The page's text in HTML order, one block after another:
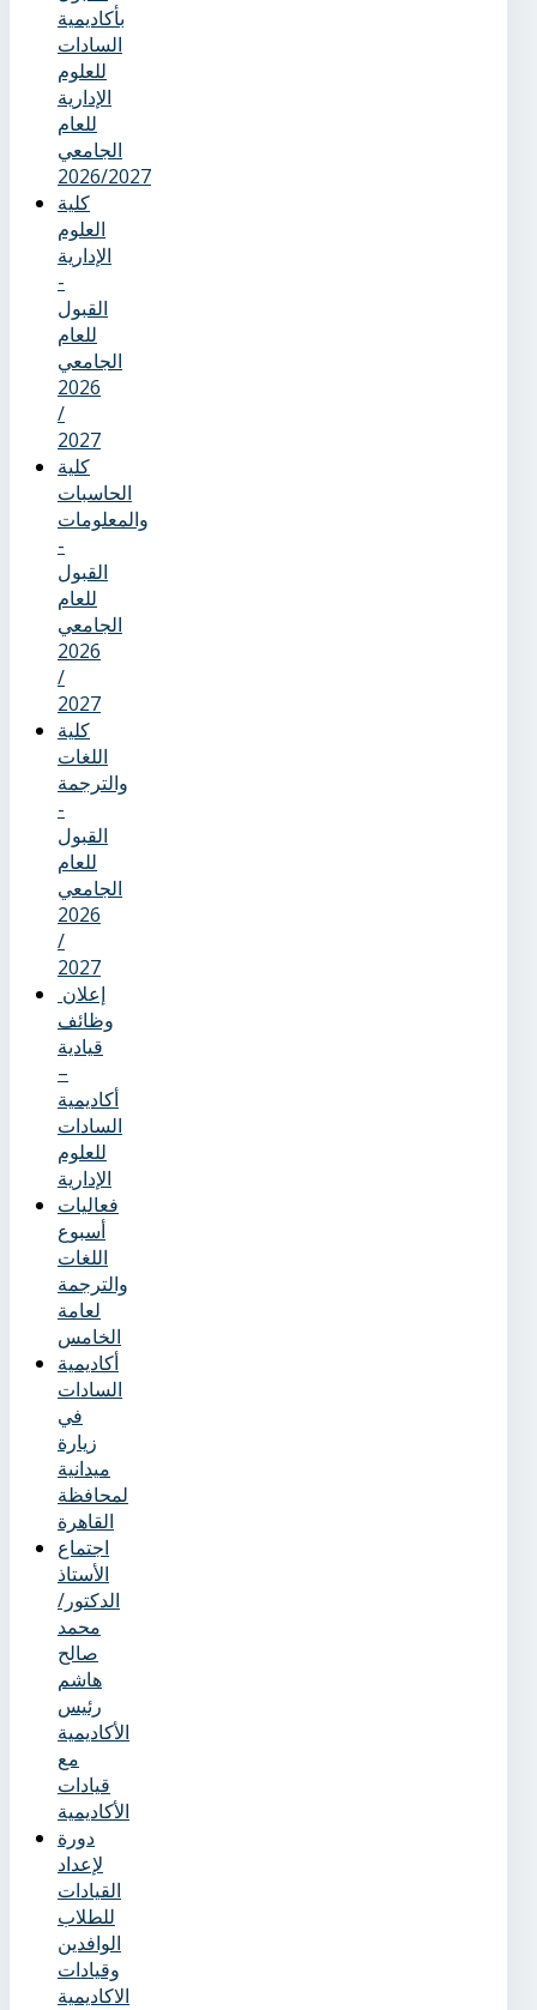
بأكاديمية
السادات
للعلوم
الإدارية
للعام
الجامعي
2026/2027
كلية
العلوم
الإدارية
-
القبول
للعام
الجامعي
2026
/
2027
كلية
الحاسبات
والمعلومات
-
القبول
للعام
الجامعي
2026
/
2027
كلية
اللغات
والترجمة
-
القبول
للعام
الجامعي
2026
/
2027
وظائف
قيادية
–
أكاديمية
السادات
للعلوم
الإدارية
فعاليات
أسبوع
اللغات
والترجمة
لعامة
الخامس
أكاديمية
السادات
في
زيارة
ميدانية
لمحافظة
القاهرة
اجتماع
الأستاذ
الدكتور/
محمد
صالح
هاشم
رئيس
الأكاديمية
مع
قيادات
الأكاديمية
دورة
لإعداد
القيادات
للطلاب
الوافدين
وقيادات
الاكاديمية